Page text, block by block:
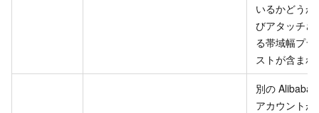
いるかどうか
びアタッチさ
る帯域幅プラ
ストが含まれ
別の Alibaba
アカウントが